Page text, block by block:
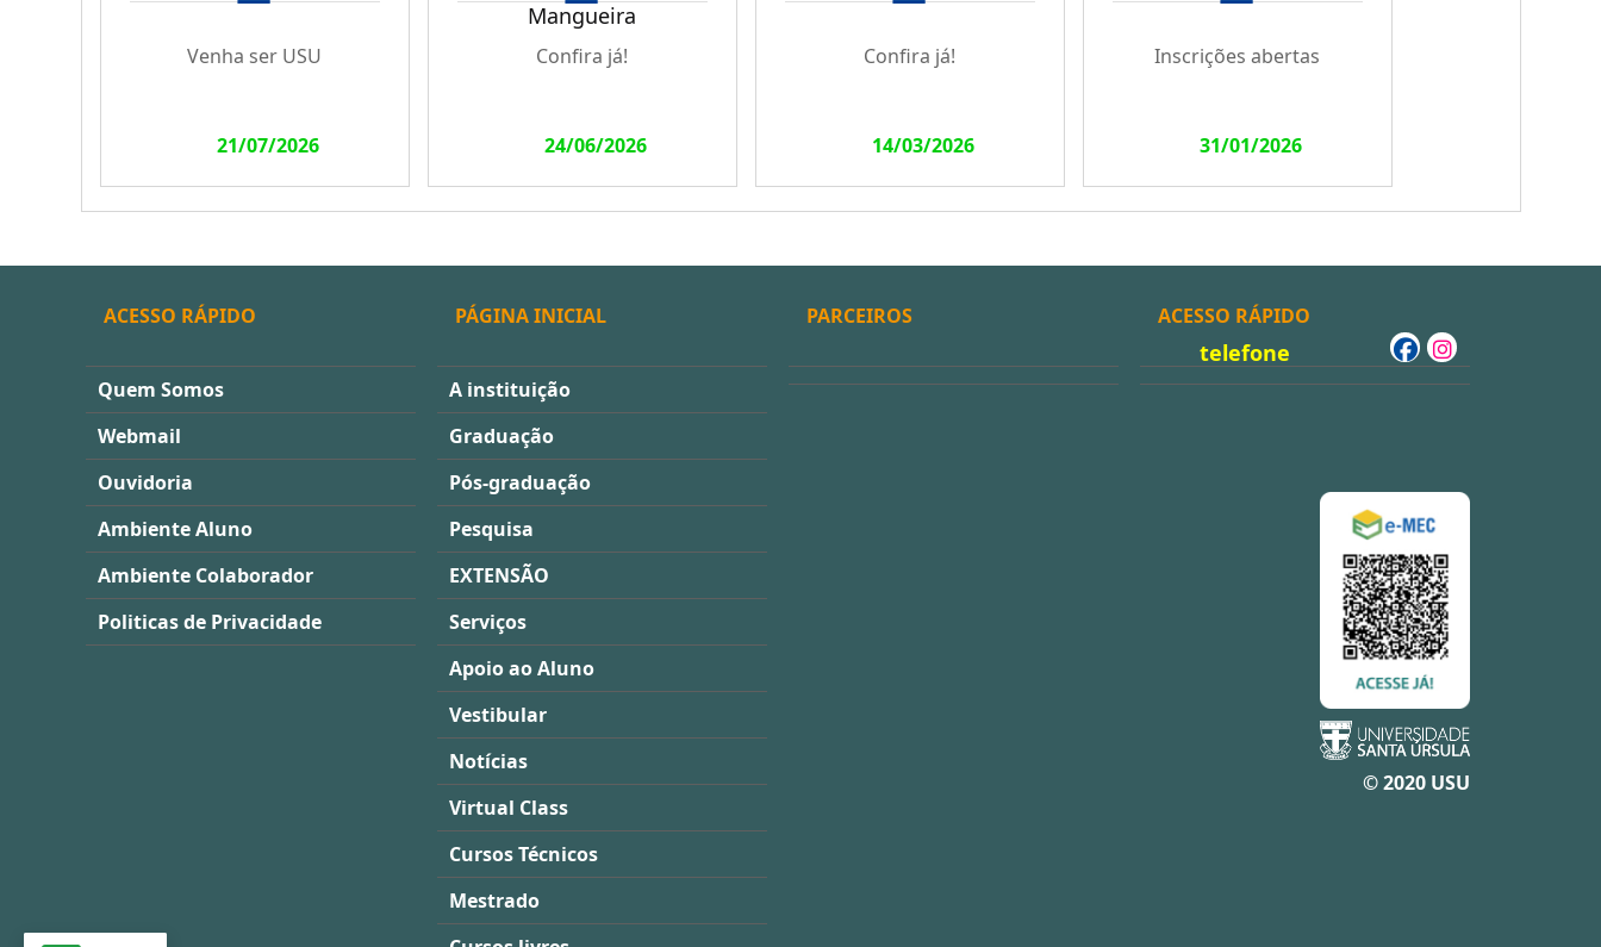
Venha ser USU
21/07/2026
Mangueira
Confira já!
24/06/2026
Confira já!
14/03/2026
Inscrições abertas
31/01/2026
ACESSO RÁPIDO
Quem Somos
Webmail
Ouvidoria
Ambiente Aluno
Ambiente Colaborador
Politicas de Privacidade
PÁGINA INICIAL
A instituição
Graduação
Pós-graduação
Pesquisa
EXTENSÃO
Serviços
Apoio ao Aluno
Vestibular
Notícias
Virtual Class
Cursos Técnicos
Mestrado
PARCEIROS ACESSO RÁPIDO
telefone
© 2020 USU